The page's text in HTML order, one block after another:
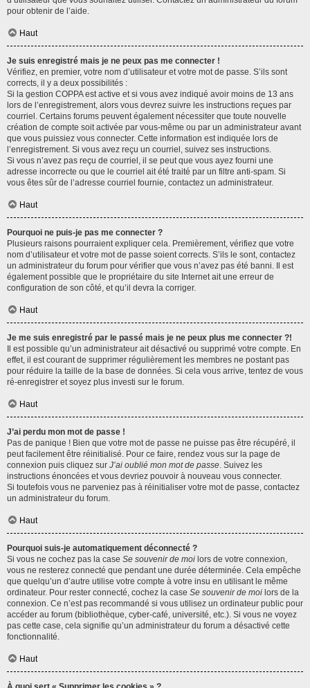
pour obtenir de l’aide.
Haut
Je suis enregistré mais je ne peux pas me connecter !
Vérifiez, en premier, votre nom d’utilisateur et votre mot de passe. S’ils sont
corrects, il y a deux possibilités :
Si la gestion COPPA est active et si vous avez indiqué avoir moins de 13 ans
lors de l’enregistrement, alors vous devrez suivre les instructions reçues par
courriel. Certains forums peuvent également nécessiter que toute nouvelle
création de compte soit activée par vous-même ou par un administrateur avant
que vous puissiez vous connecter. Cette information est indiquée lors de
l’enregistrement. Si vous avez reçu un courriel, suivez ses instructions.
Si vous n’avez pas reçu de courriel, il se peut que vous ayez fourni une
adresse incorrecte ou que le courriel ait été traité par un filtre anti-spam. Si
vous êtes sûr de l’adresse courriel fournie, contactez un administrateur.
Haut
Pourquoi ne puis-je pas me connecter ?
Plusieurs raisons pourraient expliquer cela. Premièrement, vérifiez que votre
nom d’utilisateur et votre mot de passe soient corrects. S’ils le sont, contactez
un administrateur du forum pour vérifier que vous n’avez pas été banni. Il est
également possible que le propriétaire du site Internet ait une erreur de
configuration de son côté, et qu’il devra la corriger.
Haut
Je me suis enregistré par le passé mais je ne peux plus me connecter ?!
Il est possible qu’un administrateur ait désactivé ou supprimé votre compte. En
effet, il est courant de supprimer régulièrement les membres ne postant pas
pour réduire la taille de la base de données. Si cela vous arrive, tentez de vous
ré-enregistrer et soyez plus investi sur le forum.
Haut
J’ai perdu mon mot de passe !
Pas de panique ! Bien que votre mot de passe ne puisse pas être récupéré, il
peut facilement être réinitialisé. Pour ce faire, rendez vous sur la page de
connexion puis cliquez sur J’ai oublié mon mot de passe. Suivez les
instructions énoncées et vous devriez pouvoir à nouveau vous connecter.
Si toutefois vous ne parveniez pas à réinitialiser votre mot de passe, contactez
un administrateur du forum.
Haut
Pourquoi suis-je automatiquement déconnecté ?
Si vous ne cochez pas la case Se souvenir de moi lors de votre connexion,
vous ne resterez connecté que pendant une durée déterminée. Cela empêche
que quelqu’un d’autre utilise votre compte à votre insu en utilisant le même
ordinateur. Pour rester connecté, cochez la case Se souvenir de moi lors de la
connexion. Ce n’est pas recommandé si vous utilisez un ordinateur public pour
accéder au forum (bibliothèque, cyber-café, université, etc.). Si vous ne voyez
pas cette case, cela signifie qu’un administrateur du forum a désactivé cette
fonctionnalité.
Haut